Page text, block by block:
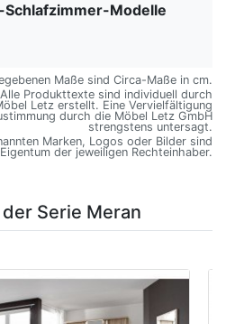
Modelle
Maße sind Circa-Maße in cm.
Produkttexte sind individuell durch
Letz erstellt. Eine Vervielfältigung
durch die Möbel Letz GmbH
strengstens untersagt.
Marken, Logos oder Bilder sind
Eigentum der jeweiligen Rechteinhaber.
Serie Meran